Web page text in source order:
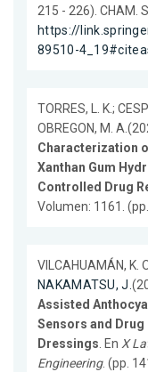
215 - 226). CHAM.
https://
89510-
TORRES, L. K.;
OBREGON, M.
Characterization
Xanthan Gum
Controlled Drug
Volumen: 1161.
VILCAHUAMÁN, K.
NAKAMATSU, J.
Assisted
Sensors and Drug
Dressings. En X
Engineering. (pp.